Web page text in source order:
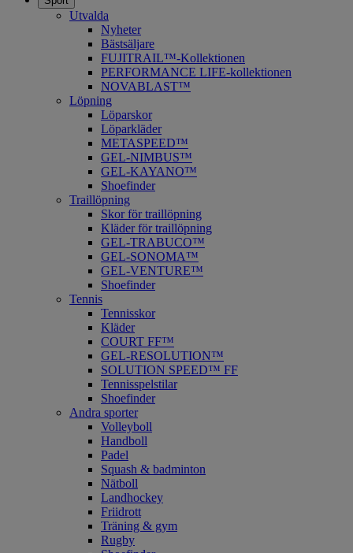
Utvalda
Nyheter
Bästsäljare
FUJITRAIL™-Kollektionen
PERFORMANCE LIFE-kollektionen
NOVABLAST™
Löpning
Löparskor
Löparkläder
METASPEED™
​GEL-NIMBUS™
GEL-KAYANO™
Shoefinder
Traillöpning
Skor för traillöpning
Kläder för traillöpning
GEL-TRABUCO™
GEL-SONOMA™
GEL-VENTURE™
Shoefinder
Tennis
Tennisskor
Kläder
COURT FF™
GEL-RESOLUTION™
SOLUTION SPEED™ FF
Tennisspelstilar
Shoefinder
Andra sporter
Volleyboll
Handboll
Padel
Squash & badminton
Nätboll
Landhockey
Friidrott
Träning & gym
Rugby